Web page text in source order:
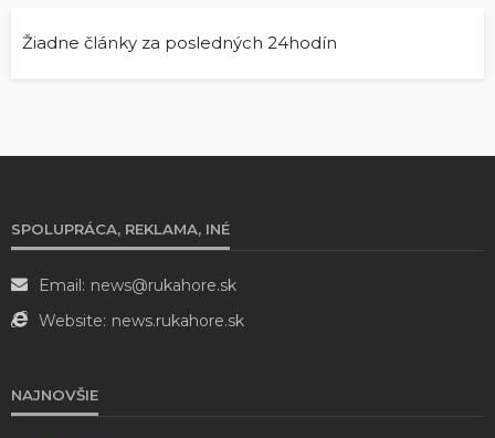
Žiadne články za posledných 24hodín
SPOLUPRÁCA, REKLAMA, INÉ
Email: news@rukahore.sk
Website: news.rukahore.sk
NAJNOVŠIE